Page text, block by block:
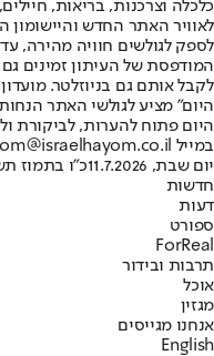
לאוויר האתר החדש
לספק לגולשים חוויה מהירה,
המודפסת של העיתון זמינים
לקבל אותם גם בניוזלטר.
היום" מציע לגולשי האתר
היום פתוח להערות, לביקורת
במייל hayom@israelhayom.co.il.
יום שבת, 11.7.2026
כ"ו בתמוז
חדשות
דעות
ספורט
ForReal
תרבות ובידור
אוכל
מגזין
אנחנו מגייסים
English